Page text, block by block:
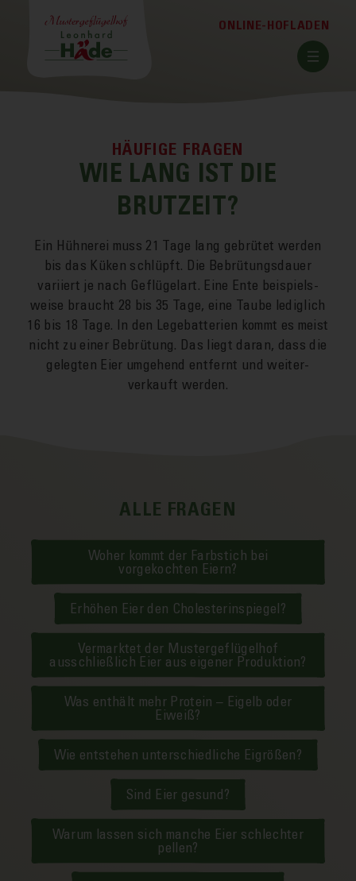
Kopfbereich
Hauptinhalt
Fußbereich
ONLINE-HOFLADEN
WIE LANG IST DIE
BRUTZEIT?
Ein Hühnerei muss 21 Tage lang gebrütet werden
bis das Küken schlüpft. Die Bebrütungs­dauer
variiert je nach Geflügel­art. Eine Ente beispiels­
weise braucht 28 bis 35 Tage, eine Taube ledig­lich
16 bis 18 Tage. In den Lege­batterien kommt es meist
nicht zu einer Bebrütung. Das liegt daran, dass die
gelegten Eier um­gehend entfernt und weiter­
verkauft werden.
ALLE FRAGEN
Woher kommt der Farbstich bei
vorgekochten Eiern?
Erhöhen Eier den Cholesterinspiegel?
Vermarktet der Mustergeflügelhof
ausschließlich Eier aus eigener Produktion?
Was enthält mehr Protein – Eigelb oder
Eiweiß?
Wie entstehen unterschiedliche Eigrößen?
Sind Eier gesund?
Warum lassen sich manche Eier schlechter
pellen?